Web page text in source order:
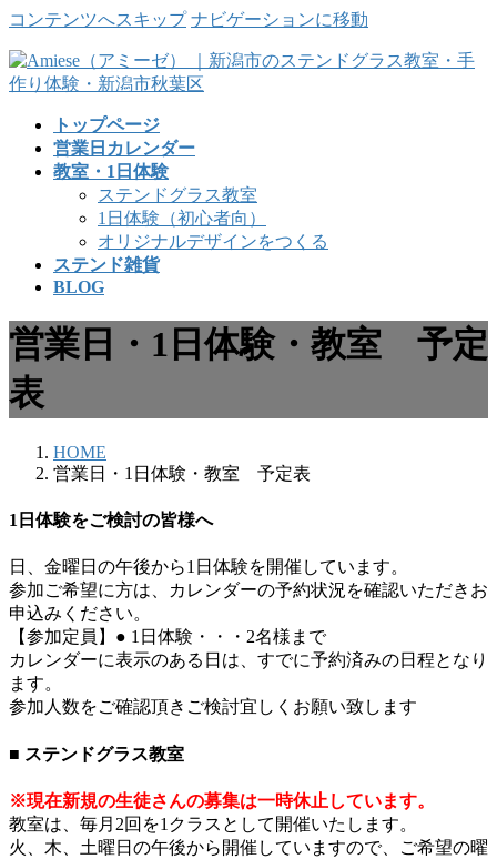
コンテンツへスキップ ナビゲーションに移動
トップページ
営業日カレンダー
教室・1日体験
ステンドグラス教室
1日体験（初心者向）
オリジナルデザインをつくる
ステンド雑貨
BLOG
営業日・1日体験・教室 予定
表
HOME
営業日・1日体験・教室 予定表
1日体験をご検討の皆様へ
日、金曜日の午後から1日体験を開催しています。
参加ご希望に方は、カレンダーの予約状況を確認いただきお
申込みください。
【参加定員】● 1日体験・・・2名様まで
カレンダーに表示のある日は、すでに予約済みの日程となり
ます。
参加人数をご確認頂きご検討宜しくお願い致します
■ ステンドグラス教室
※現在新規の生徒さんの募集は一時休止しています。
教室は、毎月2回を1クラスとして開催いたします。
火、木、土曜日の午後から開催していますので、ご希望の曜